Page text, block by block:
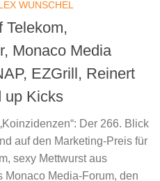
WUNSCHEL
Telekom,
Monaco Media
EZGrill, Reinert
up Kicks
Der 266. Blick
auf den Marketing-Preis für
sexy Mettwurst aus
Monaco Media-Forum, den